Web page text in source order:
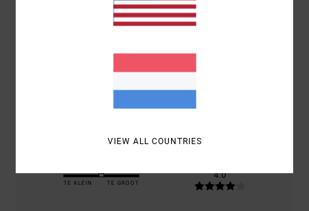
100% VAN ONZE KLANTEN BEVELEN DIT PRODUCT AAN
TE KLEIN TE GROOT
4.0
VIEW ALL COUNTRIES